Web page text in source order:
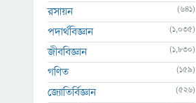
রসায়ন
(641)
পদার্থবিজ্ঞান (1,035)
জীববিজ্ঞান (1,830)
গণিত (159)
জ্যোতির্বিজ্ঞান (526)